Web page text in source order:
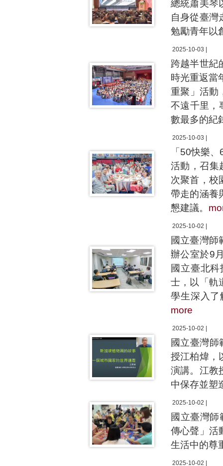
總統蕭美琴
自身從臺灣
勉勵青年以
2025-10-03 |
跨越半世紀
時光重返當
重聚」活動
不遠千里，
數最多的紀
2025-10-03 |
「50快樂
活動，召集
次聚首，校
帶走的涵養
懇建議。
2025-10-02 |
國立臺灣師
辦公室於9
國立臺北
士，以「軌
學生深入了
more
2025-10-02 |
國立臺灣
授江柏煒，
演講。江教
中保存並塑
2025-10-02 |
國立臺灣
傳心聲」活
生活中的尊
2025-10-02 |